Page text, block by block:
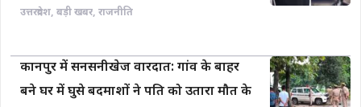
उत्तरप्रदेश, बड़ी खबर, राजनीति
कानपुर में सनसनीखेज वारदात: गांव के बाहर
बने घर में घुसे बदमाशों ने पति को उतारा मौत के